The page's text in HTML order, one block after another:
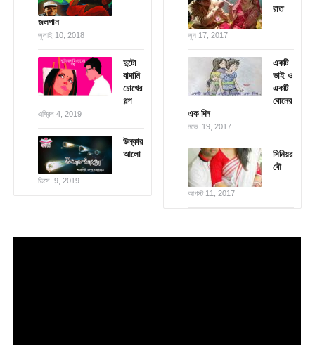
জলপান
জুলাই 10, 2018
দুটো
বাদামি
চোখের
গল্প
এপ্রিল 4, 2019
উল্কার
আলো
ডিসে. 9, 2019
রাত
জুন 17, 2017
একটি
ভাই ও
একটি
বোনের
এক দিন
নভে. 19, 2017
সিনিয়র
বৌ
আগস্ট 11, 2017